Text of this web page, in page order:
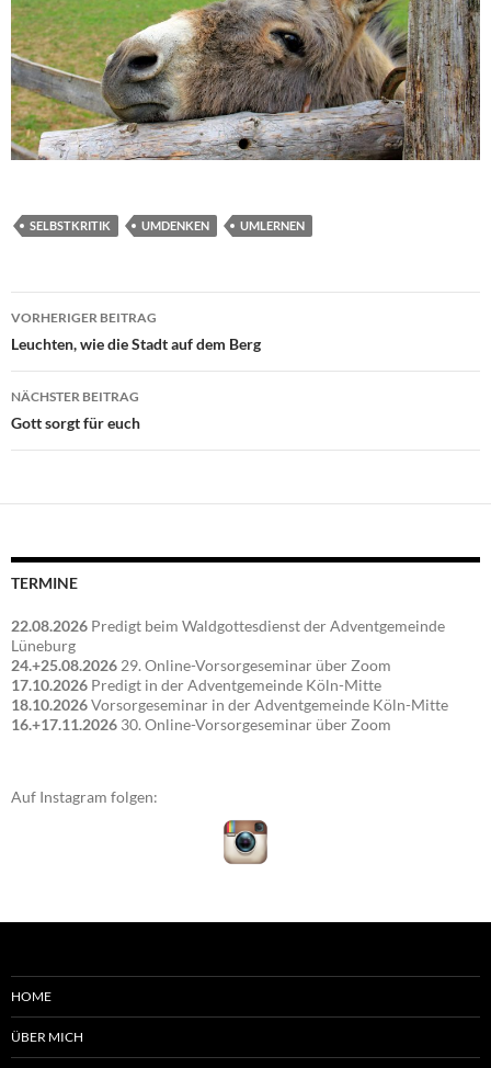
SELBSTKRITIK UMDENKEN UMLERNEN
Beitragsnavigation
VORHERIGER BEITRAG
Leuchten, wie die Stadt auf dem Berg
NÄCHSTER BEITRAG
Gott sorgt für euch
TERMINE
22.08.2026 Predigt beim Waldgottesdienst der Adventgemeinde
Lüneburg
24.+25.08.202629. Online-Vorsorgeseminar über Zoom
17.10.2026 Predigt in der Adventgemeinde Köln-Mitte
18.10.2026Vorsorgeseminar in der Adventgemeinde Köln-Mitte
16.+17.11.2026 30. Online-Vorsorgeseminar über Zoom
Auf Instagram folgen:
HOME
ÜBER MICH